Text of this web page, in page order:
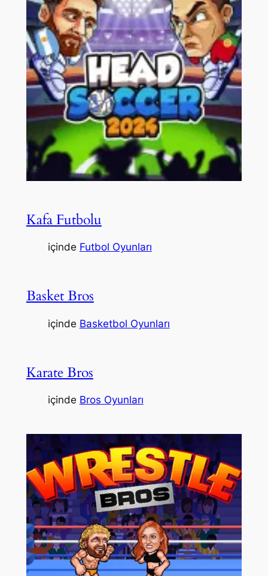
Kafa Futbolu
içinde Futbol Oyunları
Basket Bros
içinde Basketbol Oyunları
Karate Bros
içinde Bros Oyunları